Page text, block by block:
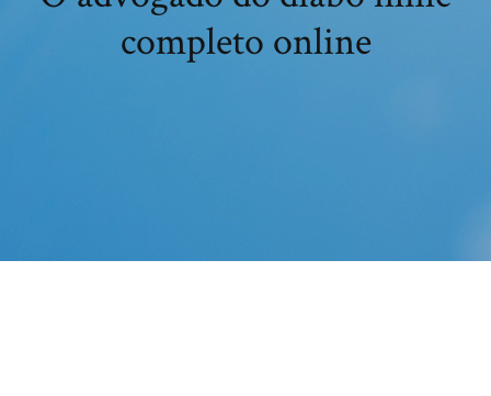
completo online